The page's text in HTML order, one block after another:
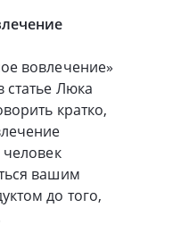
вовлечение»
статье Люка
кратко,
вашим
до того,